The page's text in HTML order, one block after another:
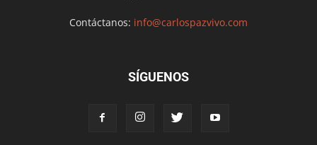
Contáctanos: info@carlospazvivo.com
SÍGUENOS